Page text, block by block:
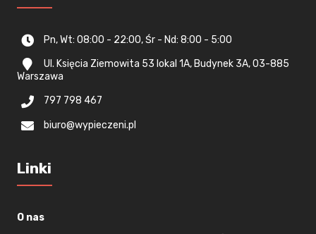
Pn, Wt: 08:00 - 22:00, Śr - Nd: 8:00 - 5:00
Ul. Księcia Ziemowita 53 lokal 1A, Budynek 3A, 03-885
Warszawa
797 798 467
biuro@wypieczeni.pl
Linki
O nas